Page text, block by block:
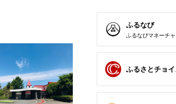
ふるなび
ふるなびマネーチ
ふるさとチョイ